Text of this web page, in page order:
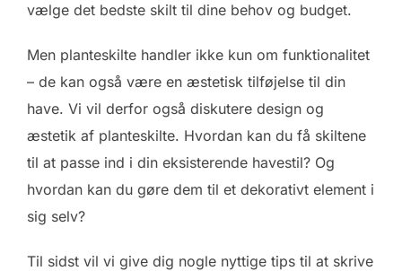
vælge det bedste skilt til dine behov og budget.
Men planteskilte handler ikke kun om funktionalitet
– de kan også være en æstetisk tilføjelse til din
have. Vi vil derfor også diskutere design og
æstetik af planteskilte. Hvordan kan du få skiltene
til at passe ind i din eksisterende havestil? Og
hvordan kan du gøre dem til et dekorativt element i
sig selv?
Til sidst vil vi give dig nogle nyttige tips til at skrive